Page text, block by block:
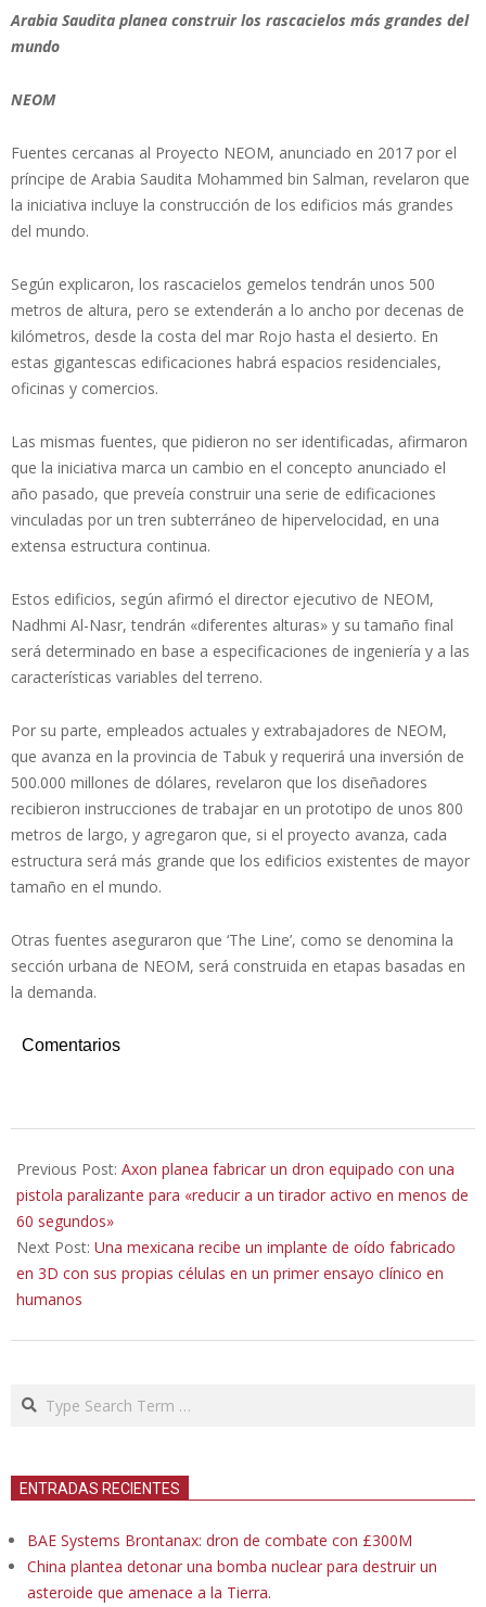
Arabia Saudita planea construir los rascacielos más grandes del
mundo
NEOM
Fuentes cercanas al Proyecto NEOM, anunciado en 2017 por el
príncipe de Arabia Saudita Mohammed bin Salman, revelaron que
la iniciativa incluye la construcción de los edificios más grandes
del mundo.
Según explicaron, los rascacielos gemelos tendrán unos 500
metros de altura, pero se extenderán a lo ancho por decenas de
kilómetros, desde la costa del mar Rojo hasta el desierto. En
estas gigantescas edificaciones habrá espacios residenciales,
oficinas y comercios.
Las mismas fuentes, que pidieron no ser identificadas, afirmaron
que la iniciativa marca un cambio en el concepto anunciado el
año pasado, que preveía construir una serie de edificaciones
vinculadas por un tren subterráneo de hipervelocidad, en una
extensa estructura continua.
Estos edificios, según afirmó el director ejecutivo de NEOM,
Nadhmi Al-Nasr, tendrán «diferentes alturas» y su tamaño final
será determinado en base a especificaciones de ingeniería y a las
características variables del terreno.
Por su parte, empleados actuales y extrabajadores de NEOM,
que avanza en la provincia de Tabuk y requerirá una inversión de
500.000 millones de dólares, revelaron que los diseñadores
recibieron instrucciones de trabajar en un prototipo de unos 800
metros de largo, y agregaron que, si el proyecto avanza, cada
estructura será más grande que los edificios existentes de mayor
tamaño en el mundo.
Otras fuentes aseguraron que ‘The Line’, como se denomina la
sección urbana de NEOM, será construida en etapas basadas en
la demanda.
Comentarios
06-
04
Previous Post: Axon planea fabricar un dron equipado con una
pistola paralizante para «reducir a un tirador activo en menos de
60 segundos»
Next Post: Una mexicana recibe un implante de oído fabricado
en 3D con sus propias células en un primer ensayo clínico en
humanos
Search
ENTRADAS RECIENTES
BAE Systems Brontanax: dron de combate con £300M
China plantea detonar una bomba nuclear para destruir un
asteroide que amenace a la Tierra.